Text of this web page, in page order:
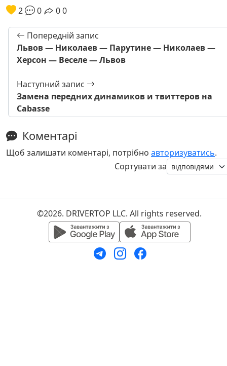
2
0 00
Попередній запис
Львов — Николаев — Парутине — Николаев —
Херсон — Веселе — Львов
Наступний запис
Замена передних динамиков и твиттеров на
Cabasse
Коментарі
Щоб залишати коментарі, потрібно авторизуватись.
Сортувати за
©2026. DRIVERTOP LLC. All rights reserved.